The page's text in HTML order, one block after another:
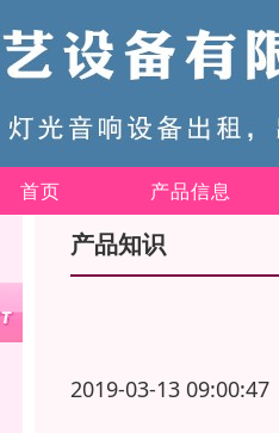
首页 产品信息
产品知识
2019-03-13